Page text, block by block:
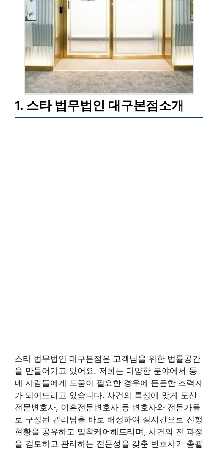
1. 스타 법무법인 대구본점소개
스타 법무법인 대구본점은 고객님을 위한 법률공간
을 만들어가고 있어요. 저희는 다양한 분야에서 동
네 사람들에게 도움이 필요한 경우에 든든한 조력자
가 되어드리고 있습니다. 사건의 특성에 맞게 도산
전문변호사, 이혼전문변호사 등 변호사와 전문가들
로 구성된 관리팀을 바로 배정하여 실시간으로 진행
현황을 공유하고 밀착케어해드리며, 사건의 전 과정
을 검토하고 관리하는 전문성을 갖춘 변호사가 총괄